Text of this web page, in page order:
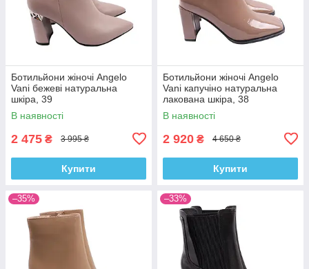
Ботильйони жіночі Angelo
Vani бежеві натуральна
шкіра, 39
В наявності
2 475 ₴ 3 995 ₴
Купити
Ботильйони жіночі Angelo
Vani капучіно натуральна
лакована шкіра, 38
В наявності
2 920 ₴ 4 650 ₴
Купити
–35% –33%